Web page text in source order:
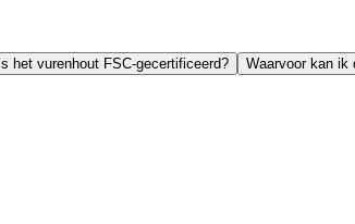
Is het vurenhout FSC-gecertificeerd? Waarvoor kan ik